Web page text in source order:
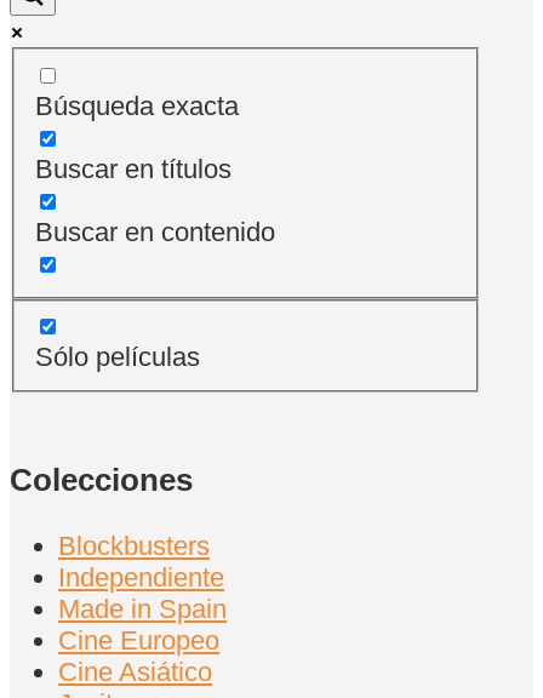
Búsqueda exacta
Buscar en títulos
Buscar en contenido
Sólo películas
Colecciones
Blockbusters
Independiente
Made in Spain
Cine Europeo
Cine Asiático